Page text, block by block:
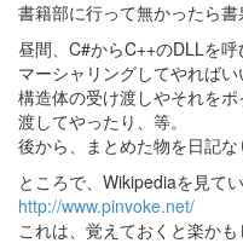
書籍部に行って無かったら書
昼間、C#からC++のDLLを
マーシャリングしてやればい
構造体の受け渡しやそれを
渡してやったり、等。
後から、まとめた物を日記な
ところで、Wikipediaを見て
http://www.pinvoke.net/
これは、覚えておくと楽かも